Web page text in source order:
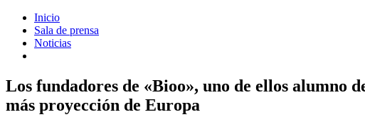
Inicio
Sala de prensa
Noticias
Los fundadores de «Bioo», uno de ellos alumno
más proyección de Europa